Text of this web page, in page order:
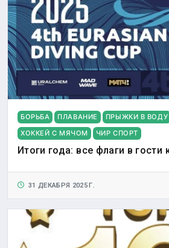
БОРЬБА ПЛАВАНИЕ ПРЫЖКИ В ВОДУ
ХОККЕЙ С МЯЧОМ
ЧИР СПОРТ
Итоги года: все флаги в гости
31 ДЕКАБРЯ 2025 Г.